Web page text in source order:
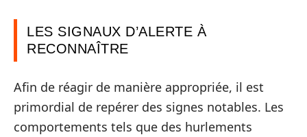
LES SIGNAUX D’ALERTE À
RECONNAÎTRE
Afin de réagir de manière appropriée, il est
primordial de repérer des signes notables. Les
comportements tels que des hurlements